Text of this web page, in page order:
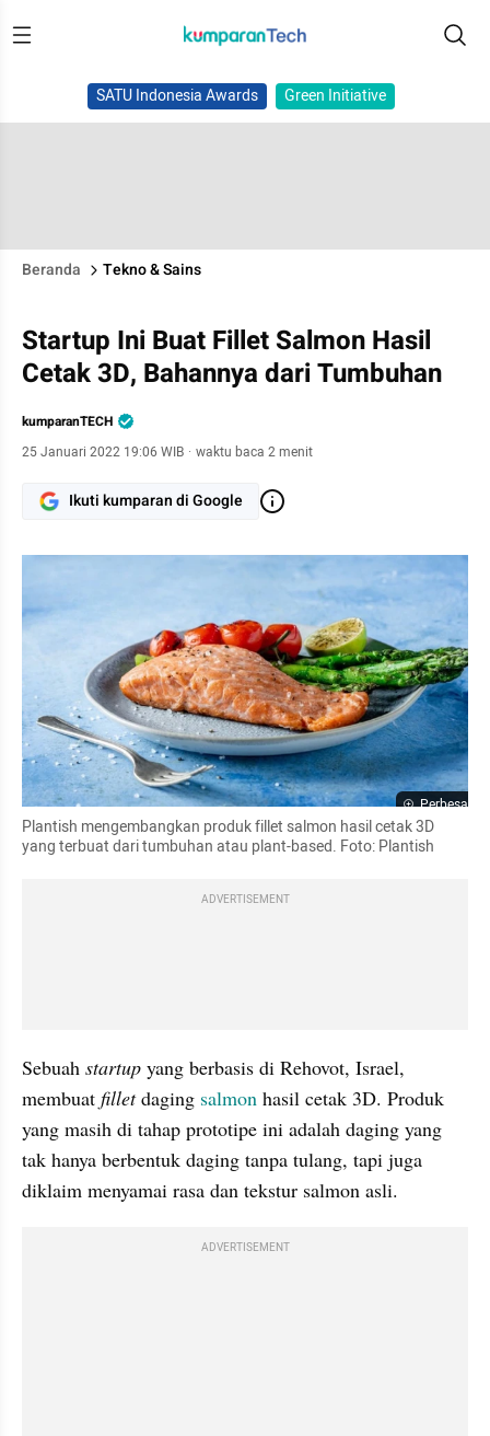
SATU Indonesia Awards Green Initiative
Beranda Tekno & Sains
Startup Ini Buat Fillet Salmon Hasil
Cetak 3D, Bahannya dari Tumbuhan
kumparanTECH
25 Januari 2022 19:06 WIB · waktu baca 2 menit
Ikuti kumparan di Google
Perbesar
Plantish mengembangkan produk fillet salmon hasil cetak 3D
yang terbuat dari tumbuhan atau plant-based. Foto: Plantish
ADVERTISEMENT
Sebuah startup yang berbasis di Rehovot, Israel,
membuat fillet daging salmon hasil cetak 3D. Produk
yang masih di tahap prototipe ini adalah daging yang
tak hanya berbentuk daging tanpa tulang, tapi juga
diklaim menyamai rasa dan tekstur salmon asli.
ADVERTISEMENT